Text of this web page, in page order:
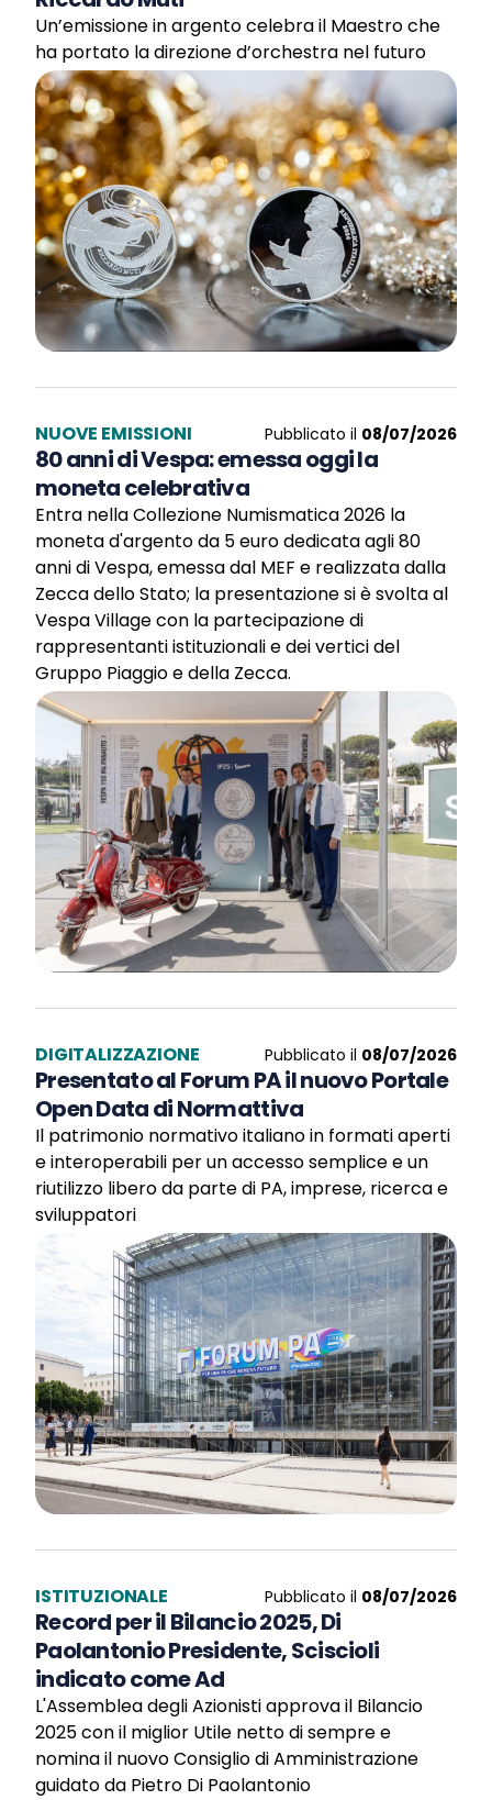
Un’emissione in argento celebra il Maestro che
ha portato la direzione d’orchestra nel futuro
NUOVE EMISSIONI Pubblicato il 08/07/2026
80 anni di Vespa: emessa oggi la
moneta celebrativa
Entra nella Collezione Numismatica 2026 la
moneta d'argento da 5 euro dedicata agli 80
anni di Vespa, emessa dal MEF e realizzata dalla
Zecca dello Stato; la presentazione si è svolta al
Vespa Village con la partecipazione di
rappresentanti istituzionali e dei vertici del
Gruppo Piaggio e della Zecca.
DIGITALIZZAZIONE Pubblicato il 08/07/2026
Presentato al Forum PA il nuovo Portale
Open Data di Normattiva
Il patrimonio normativo italiano in formati aperti
e interoperabili per un accesso semplice e un
riutilizzo libero da parte di PA, imprese, ricerca e
sviluppatori
ISTITUZIONALE Pubblicato il 08/07/2026
Record per il Bilancio 2025, Di
Paolantonio Presidente, Sciscioli
indicato come Ad
L'Assemblea degli Azionisti approva il Bilancio
2025 con il miglior Utile netto di sempre e
nomina il nuovo Consiglio di Amministrazione
guidato da Pietro Di Paolantonio